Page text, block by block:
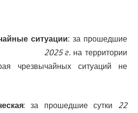
ситуации: за прошедшие
г. на территории
чрезвычайных ситуаций не
: за прошедшие сутки 22